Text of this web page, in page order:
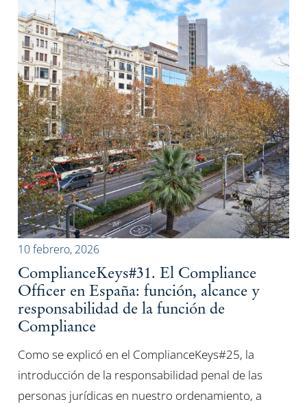
10 febrero, 2026
ComplianceKeys#31. El Compliance
Officer en España: función, alcance y
responsabilidad de la función de
Compliance
Como se explicó en el ComplianceKeys#25, la
introducción de la responsabilidad penal de las
personas jurídicas en nuestro ordenamiento, a